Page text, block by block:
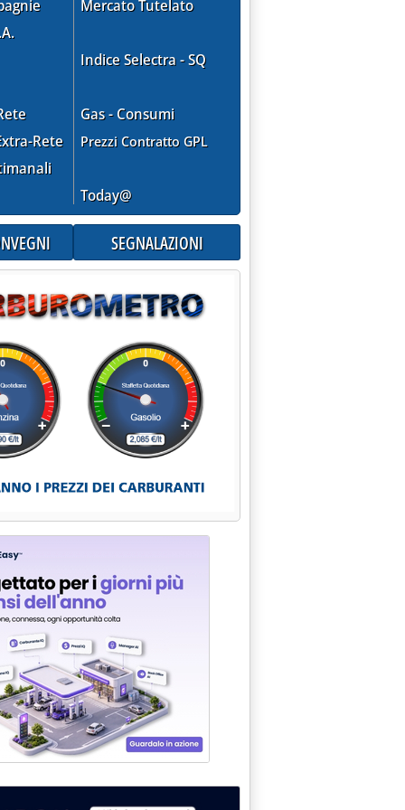
Rete
Mercato Tutelato
Indice Selectra - SQ
Gas - Consumi
Prezzi Contratto GPL
Today@
SEGNALAZIONI